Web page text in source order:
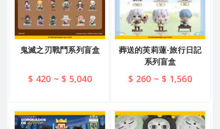
鬼滅之刃戰鬥系列盲盒
$ 420 ~ $ 5,040
葬送的芙莉蓮-旅行日記
系列盲盒
$ 260 ~ $ 1,560